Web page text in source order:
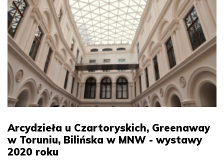
Arcydzieła u Czartoryskich, Greenaway
w Toruniu, Bilińska w MNW - wystawy
2020 roku